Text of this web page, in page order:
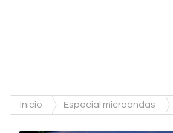
Inicio Especial microondas